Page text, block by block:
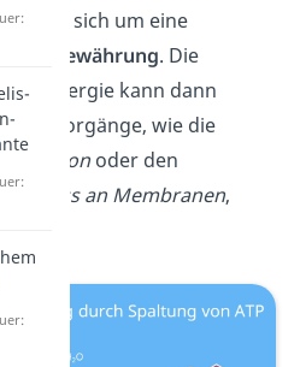
es sich um eine
Energiewährung. Die
Energie kann dann
Vorgänge, wie die
oder den
an Membranen,